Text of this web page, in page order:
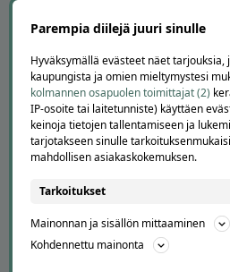
Suosittele Offerillaa
TUTUSTU MEIHIN
Tietoa meistä
Ajankohtaista
Tilaa uutiskirje
Avoimet työpaikat
Markkinoi Offerillassa
Parempia diilejä juuri sinulle
Hyväksymällä evästeet näet tarjouksia,
kaupungista ja omien mieltymystesi
kolmannen osapuolen toimittajat (2)
IP-osoite tai laitetunniste) käyttäen
keinoja tietojen tallentamiseen ja
tarjotakseen sinulle
mahdollisen asiakaskokemuksen.
Tarkoitukset
Mainonnan ja sisällön mittaaminen
Kohdennettu mainonta